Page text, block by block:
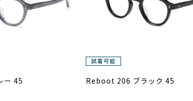
ー 45 Reboot 206 ブラック 45